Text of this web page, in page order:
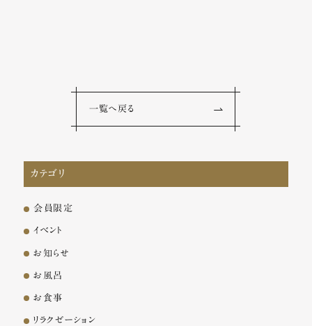
一覧へ戻る
カテゴリ
会員限定
イベント
お知らせ
お風呂
お食事
リラクゼーション